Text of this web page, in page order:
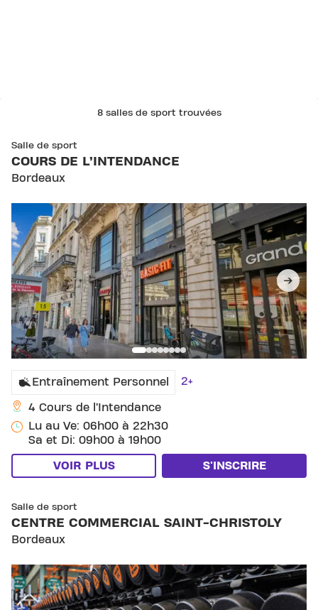
8 salles de sport trouvées
Salle de sport
COURS DE L’INTENDANCE
Bordeaux
Entraînement Personnel 2+
4 Cours de l’Intendance
Lu au Ve: 06h00 à 22h30
Sa et Di: 09h00 à 19h00
VOIR PLUS S'INSCRIRE
Salle de sport
CENTRE COMMERCIAL SAINT-CHRISTOLY
Bordeaux